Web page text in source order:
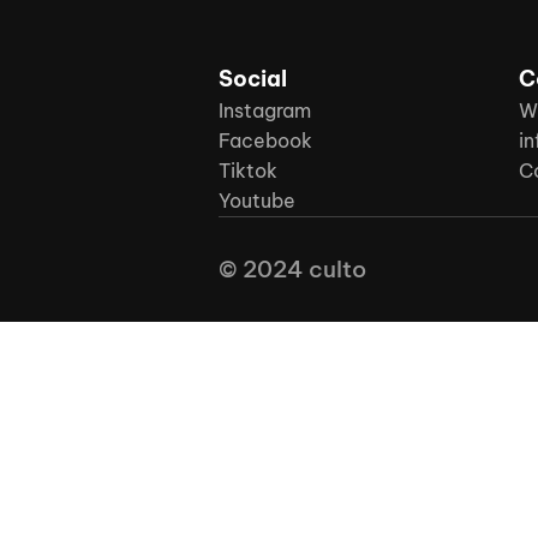
Social
Instagram
Facebook
Tiktok
Youtube
© 2024 culto